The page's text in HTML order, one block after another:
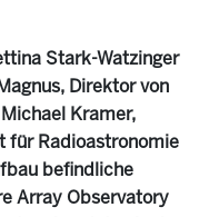
Stark-Watzinger
Direktor von
Kramer,
für Radioastronomie
befindliche
Array Observatory